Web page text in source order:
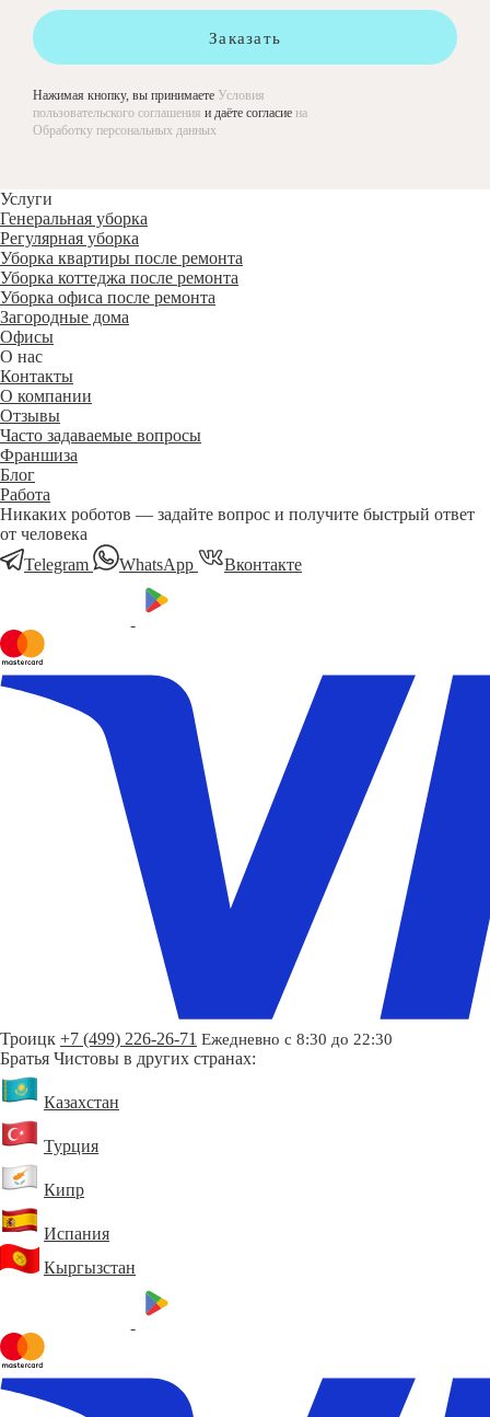
Заказать
Нажимая кнопку, вы принимаете Условия
пользовательского соглашения и даёте согласие на
Обработку персональных данных
Услуги
Генеральная уборка
Регулярная уборка
Уборка квартиры после ремонта
Уборка коттеджа после ремонта
Уборка офиса после ремонта
Загородные дома
Офисы
О нас
Контакты
О компании
Отзывы
Часто задаваемые вопросы
Франшиза
Блог
Работа
Никаких роботов — задайте вопрос и получите быстрый ответ
от человека
Telegram
WhatsApp Вконтакте
Троицк +7 (499) 226-26-71 Ежедневно с 8:30 до 22:30
Братья Чистовы в других странах:
Казахстан
Турция
Кипр
Испания
Кыргызстан